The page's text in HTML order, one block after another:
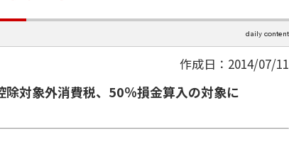
作成日：2014/07/11
除対象外消費税、50％損金算入の対象に